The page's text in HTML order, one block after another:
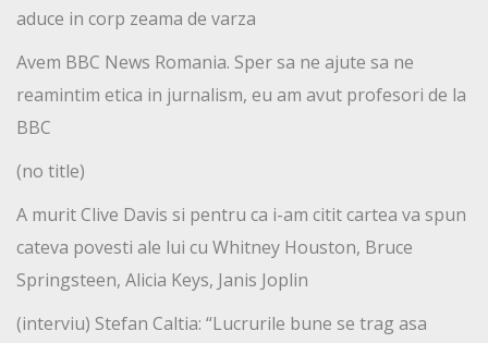
aduce in corp zeama de varza
Avem BBC News Romania. Sper sa ne ajute sa ne
reamintim etica in jurnalism, eu am avut profesori de la
BBC
(no title)
A murit Clive Davis si pentru ca i-am citit cartea va spun
cateva povesti ale lui cu Whitney Houston, Bruce
Springsteen, Alicia Keys, Janis Joplin
(interviu) Stefan Caltia: “Lucrurile bune se trag asa